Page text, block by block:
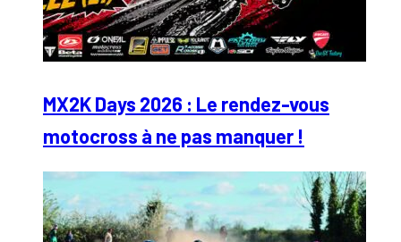
MX2K Days 2026 : Le rendez-vous
motocross à ne pas manquer !